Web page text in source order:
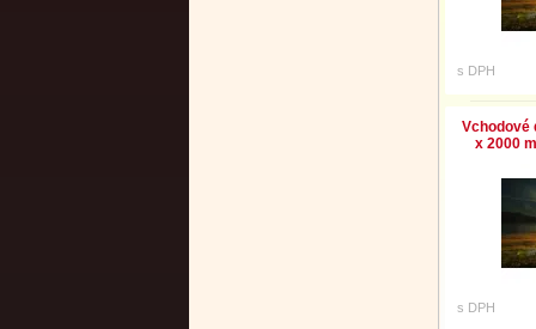
s DPH
Vchodové
x 2000
s DPH